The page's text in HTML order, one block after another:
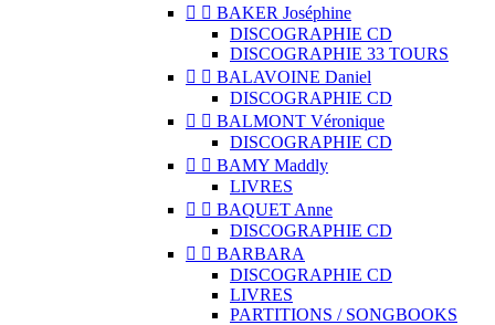
  BAKER Joséphine
DISCOGRAPHIE CD
DISCOGRAPHIE 33 TOURS
  BALAVOINE Daniel
DISCOGRAPHIE CD
  BALMONT Véronique
DISCOGRAPHIE CD
  BAMY Maddly
LIVRES
  BAQUET Anne
DISCOGRAPHIE CD
  BARBARA
DISCOGRAPHIE CD
LIVRES
PARTITIONS / SONGBOOKS